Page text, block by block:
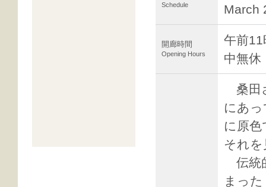
Schedule
March
開廊時間
Opening Hours
午前
中無休
桑田
にあ
に原
それ
伝統
まっ